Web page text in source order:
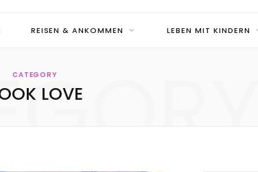
REISEN & ANKOMMEN LEBEN MIT KINDERN
CATEGORY
LOVE